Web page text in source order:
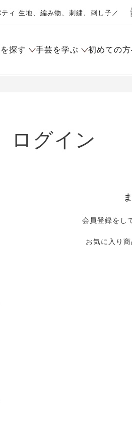
ティ 生地、編み物、刺繍、刺し子／
探す 手芸を学ぶ 初めての方
ログイン
会員登録をし
お気に入り